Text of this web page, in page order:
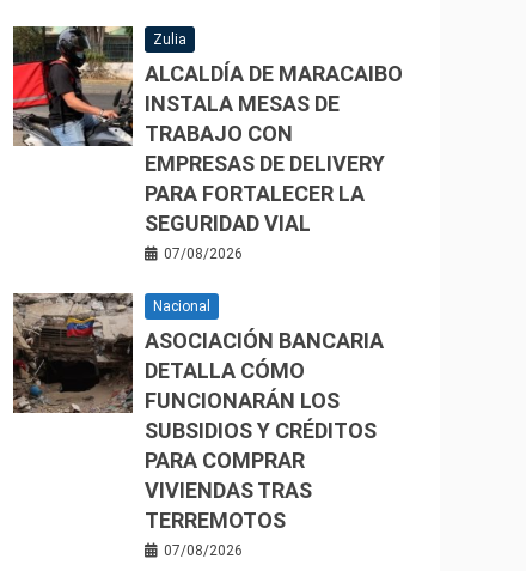
Zulia
ALCALDÍA DE MARACAIBO
INSTALA MESAS DE
TRABAJO CON
EMPRESAS DE DELIVERY
PARA FORTALECER LA
SEGURIDAD VIAL
07/08/2026
Nacional
ASOCIACIÓN BANCARIA
DETALLA CÓMO
FUNCIONARÁN LOS
SUBSIDIOS Y CRÉDITOS
PARA COMPRAR
VIVIENDAS TRAS
TERREMOTOS
07/08/2026